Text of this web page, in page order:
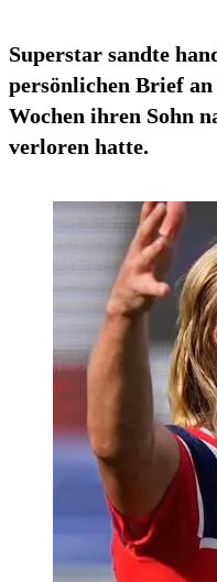
Superstar sandte
persönlichen Brief
Wochen ihren Sohn
verloren hatte.